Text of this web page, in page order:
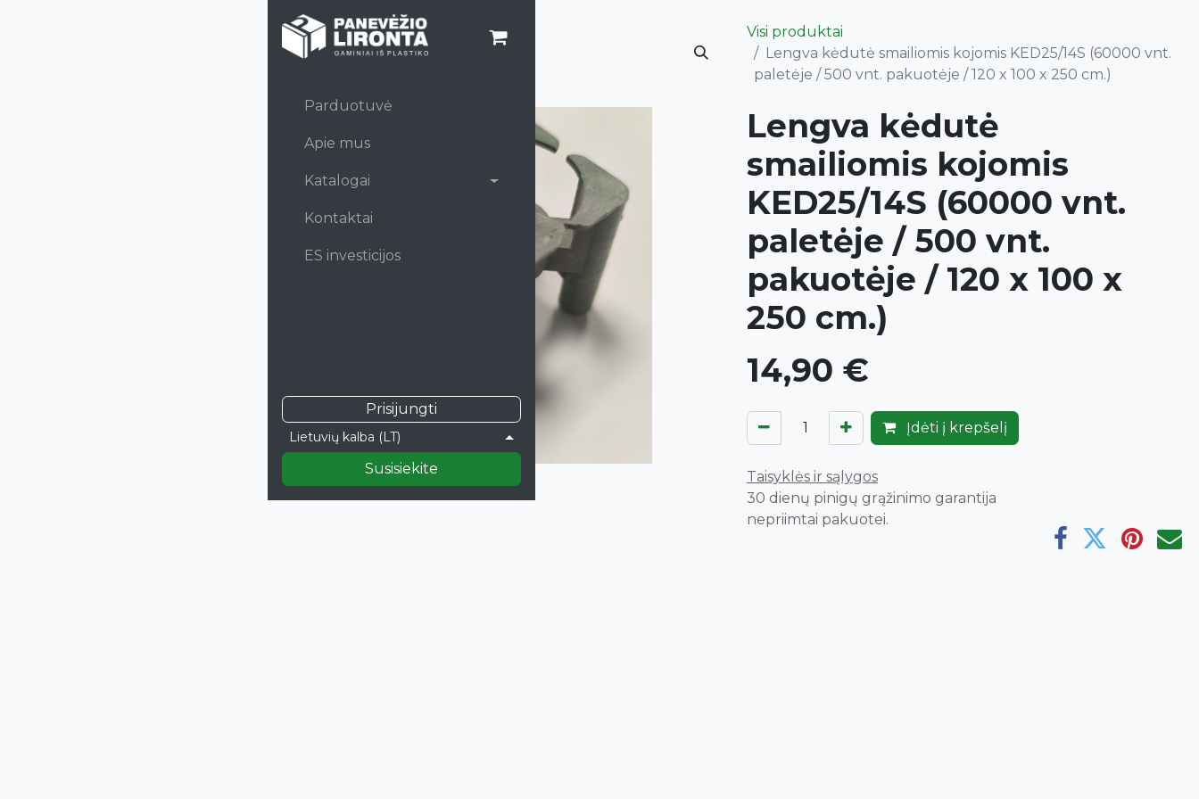
Parduotuvė
Apie mus
Katalogai
Kontaktai
ES investicijos
Prisijungti
Lietuvių kalba (LT)
Susisiekite
Visi produktai
Lengva kėdutė smailiomis kojomis KED25/14S (60000 vnt.
paletėje / 500 vnt. pakuotėje / 120 x 100 x 250 cm.)
Lengva kėdutė
smailiomis kojomis
KED25/14S (60000 vnt.
paletėje / 500 vnt.
pakuotėje / 120 x 100 x
250 cm.)
14,90 €
Įdėti į krepšelį
Taisyklės ir sąlygos
30 dienų pinigų grąžinimo garantija
nepriimtai pakuotei.